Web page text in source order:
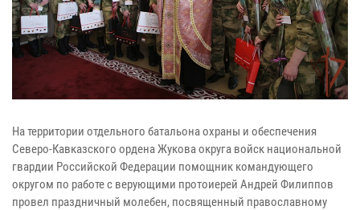
На территории отдельного батальона охраны и обеспечения
Северо-Кавказского ордена Жукова округа войск национальной
гвардии Российской Федерации помощник командующего
округом по работе с верующими протоиерей Андрей Филиппов
провел праздничный молебен, посвященный православному